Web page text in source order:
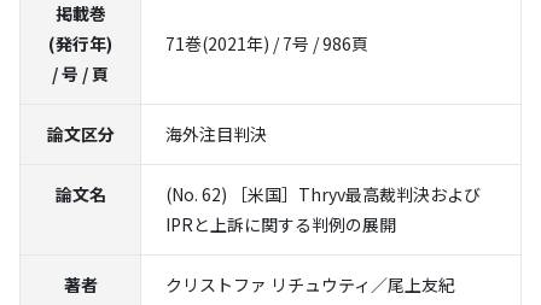
掲載巻
(発行年)
/ 号 / 頁
71巻(2021年) / 7号 / 986頁
論文区分 海外注目判決
論文名
(No. 62) ［米国］Thryv最高裁判決および
IPRと上訴に関する判例の展開
著者 クリストファ リチュウティ／尾上友紀